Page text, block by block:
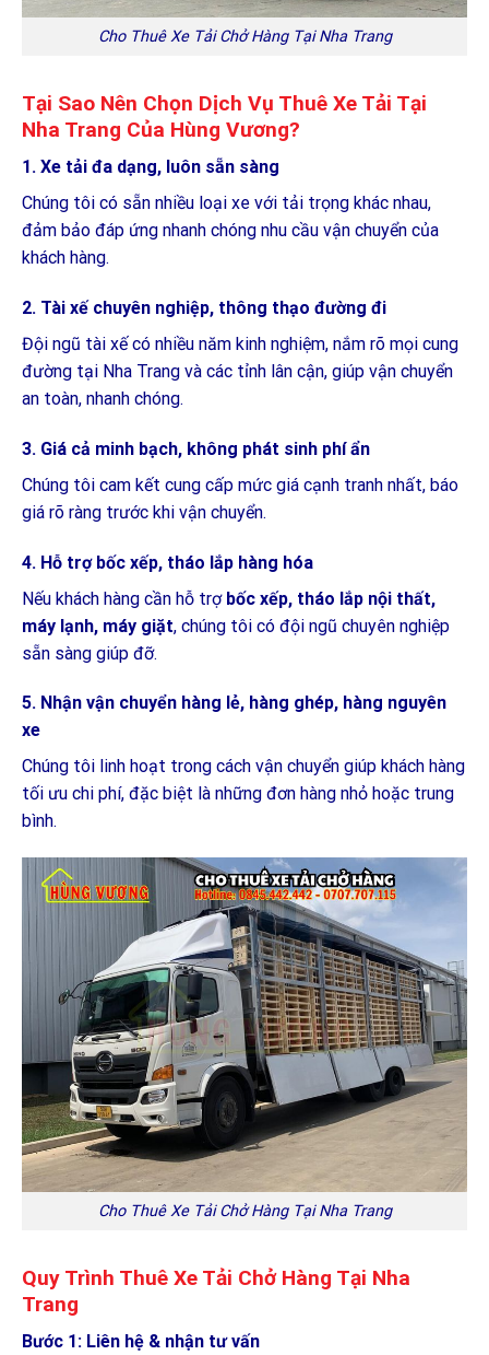
Cho Thuê Xe Tải Chở Hàng Tại Nha Trang
Tại Sao Nên Chọn Dịch Vụ Thuê Xe Tải Tại
Nha Trang Của Hùng Vương?
1. Xe tải đa dạng, luôn sẵn sàng
Chúng tôi có sẵn nhiều loại xe với tải trọng khác nhau,
đảm bảo đáp ứng nhanh chóng nhu cầu vận chuyển của
khách hàng.
2. Tài xế chuyên nghiệp, thông thạo đường đi
Đội ngũ tài xế có nhiều năm kinh nghiệm, nắm rõ mọi cung
đường tại Nha Trang và các tỉnh lân cận, giúp vận chuyển
an toàn, nhanh chóng.
3. Giá cả minh bạch, không phát sinh phí ẩn
Chúng tôi cam kết cung cấp mức giá cạnh tranh nhất, báo
giá rõ ràng trước khi vận chuyển.
4. Hỗ trợ bốc xếp, tháo lắp hàng hóa
Nếu khách hàng cần hỗ trợ bốc xếp, tháo lắp nội thất,
máy lạnh, máy giặt, chúng tôi có đội ngũ chuyên nghiệp
sẵn sàng giúp đỡ.
5. Nhận vận chuyển hàng lẻ, hàng ghép, hàng nguyên
xe
Chúng tôi linh hoạt trong cách vận chuyển giúp khách hàng
tối ưu chi phí, đặc biệt là những đơn hàng nhỏ hoặc trung
bình.
Cho Thuê Xe Tải Chở Hàng Tại Nha Trang
Quy Trình Thuê Xe Tải Chở Hàng Tại Nha
Trang
Bước 1: Liên hệ & nhận tư vấn